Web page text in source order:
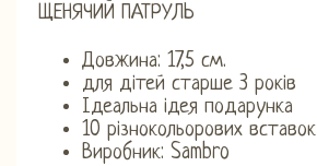
ЩЕНЯЧИЙ ПАТРУЛЬ
Довжина: 17,5 см.
для дітей старше 3 років
Ідеальна ідея подарунка
10 різнокольорових вставок
Виробник: Sambro